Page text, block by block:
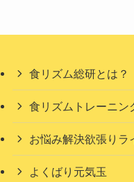
食リズム総研とは？
食リズムトレーニン
お悩み解決欲張りラ
よくばり元気玉